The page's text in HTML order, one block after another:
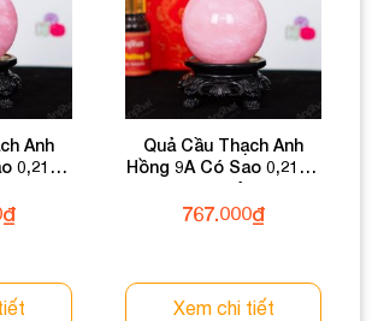
Anh
0,21kg
₫
Quả Cầu Thạch Anh
Hồng 9A Có Sao 0,21kg
012-0769A-0,21
767.000₫
Xem chi tiết